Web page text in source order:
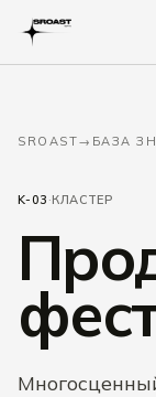
SROAST→ БАЗА
K-03 ·КЛАСТЕР